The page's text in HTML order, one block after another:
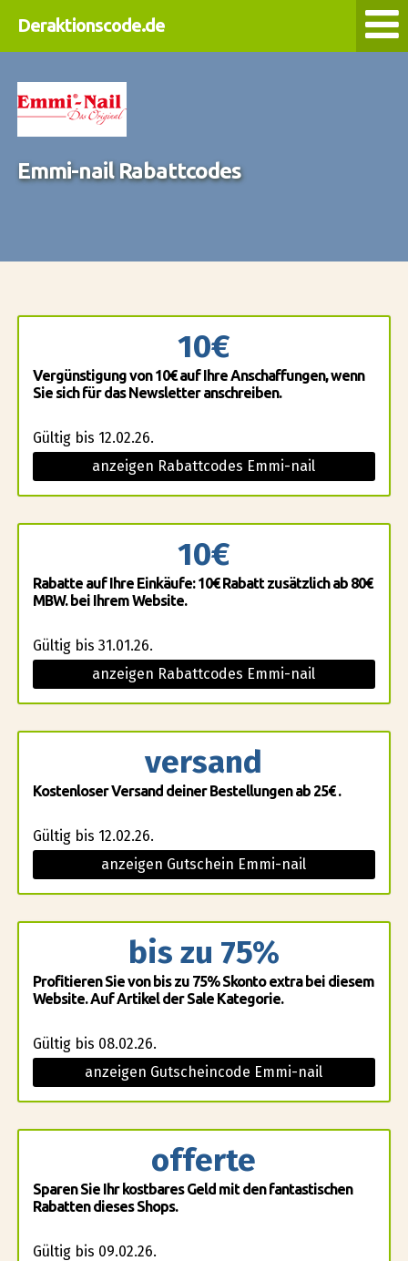
Deraktionscode.de
Emmi-nail Rabattcodes
10€
Vergünstigung von 10€ auf Ihre Anschaffungen, wenn
Sie sich für das Newsletter anschreiben.
Gültig bis 12.02.26.
anzeigen Rabattcodes Emmi-nail
10€
Rabatte auf Ihre Einkäufe: 10€ Rabatt zusätzlich ab 80€
MBW. bei Ihrem Website.
Gültig bis 31.01.26.
anzeigen Rabattcodes Emmi-nail
versand
Kostenloser Versand deiner Bestellungen ab 25€ .
Gültig bis 12.02.26.
anzeigen Gutschein Emmi-nail
bis zu 75%
Profitieren Sie von bis zu 75% Skonto extra bei diesem
Website. Auf Artikel der Sale Kategorie.
Gültig bis 08.02.26.
anzeigen Gutscheincode Emmi-nail
offerte
Sparen Sie Ihr kostbares Geld mit den fantastischen
Rabatten dieses Shops.
Gültig bis 09.02.26.